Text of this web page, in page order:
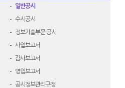
일반공시
수시공시
정보기술부문 공시
사업보고서
감사보고서
영업보고서
공시정보관리규정